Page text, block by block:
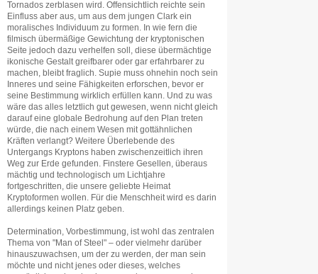
Tornados zerblasen wird. Offensichtlich reichte sein
Einfluss aber aus, um aus dem jungen Clark ein
moralisches Individuum zu formen. In wie fern die
filmisch übermäßige Gewichtung der kryptonischen
Seite jedoch dazu verhelfen soll, diese übermächtige
ikonische Gestalt greifbarer oder gar erfahrbarer zu
machen, bleibt fraglich. Supie muss ohnehin noch sein
Inneres und seine Fähigkeiten erforschen, bevor er
seine Bestimmung wirklich erfüllen kann. Und zu was
wäre das alles letztlich gut gewesen, wenn nicht gleich
darauf eine globale Bedrohung auf den Plan treten
würde, die nach einem Wesen mit gottähnlichen
Kräften verlangt? Weitere Überlebende des
Untergangs Kryptons haben zwischenzeitlich ihren
Weg zur Erde gefunden. Finstere Gesellen, überaus
mächtig und technologisch um Lichtjahre
fortgeschritten, die unsere geliebte Heimat
Kryptoformen wollen. Für die Menschheit wird es darin
allerdings keinen Platz geben.
Determination, Vorbestimmung, ist wohl das zentralen
Thema von "Man of Steel" – oder vielmehr darüber
hinauszuwachsen, um der zu werden, der man sein
möchte und nicht jenes oder dieses, welches